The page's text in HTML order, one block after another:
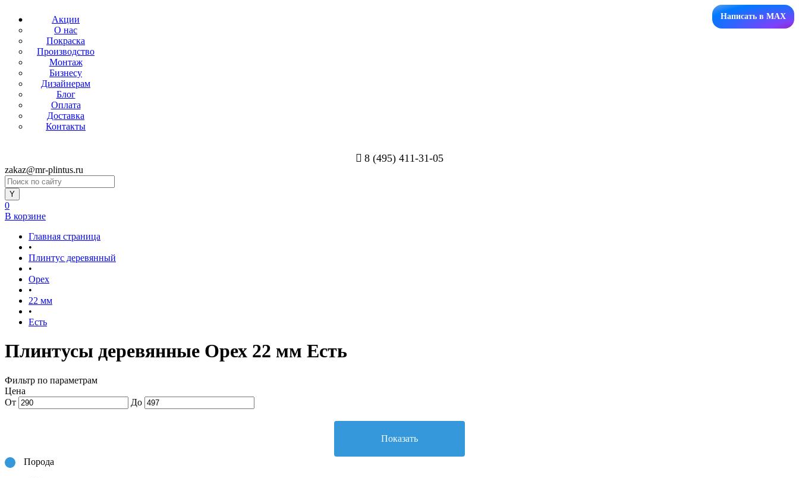
Акции
О нас
Покраска
Производство
Монтаж
Бизнесу
Дизайнерам
Блог
Оплата
Доставка
Контакты
Написать в MAX
8 (495) 411-31-05
zakaz@mr-plintus.ru
0
В корзине
Главная страница
•
Плинтус деревянный
•
Орех
•
22 мм
•
Есть
Плинтусы деревянные Орех 22 мм Есть
Фильтр по параметрам
Цена
От
До
Показать
Порода